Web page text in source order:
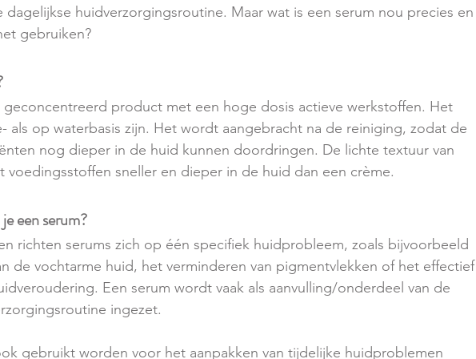
dagelijkse huidverzorgingsroutine. Maar wat is een serum nou precies en
gebruiken?
geconcentreerd product met een hoge dosis actieve werkstoffen. Het
als op waterbasis zijn. Het wordt aangebracht na de reiniging, zodat de
nog dieper in de huid kunnen doordringen. De lichte textuur van
voedingsstoffen sneller en dieper in de huid dan een crème.
een serum?
richten serums zich op één specifiek huidprobleem, zoals bijvoorbeeld
de vochtarme huid, het verminderen van pigmentvlekken of het effectief
Een serum wordt vaak als aanvulling/onderdeel van de
ingezet.
gebruikt worden voor het aanpakken van tijdelijke huidproblemen